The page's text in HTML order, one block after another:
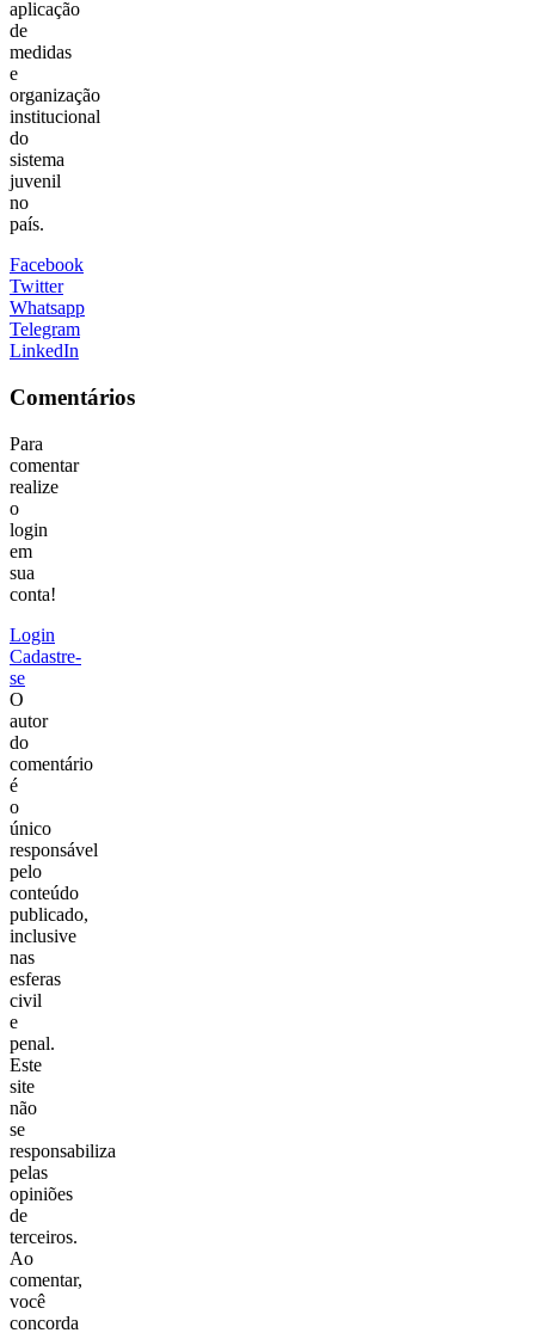
aplicação
de
medidas
e
organização
institucional
do
sistema
juvenil
no
país.
Facebook
Twitter
Whatsapp
Telegram
LinkedIn
Comentários
Para
comentar
realize
o
login
em
sua
conta!
Login
Cadastre-
se
O
autor
do
comentário
é
o
único
responsável
pelo
conteúdo
publicado,
inclusive
nas
esferas
civil
e
penal.
Este
site
não
se
responsabiliza
pelas
opiniões
de
terceiros.
Ao
comentar,
você
concorda